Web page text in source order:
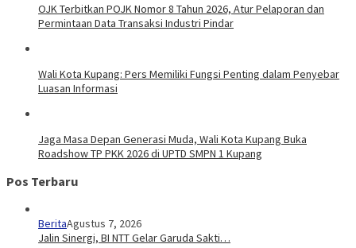
OJK Terbitkan POJK Nomor 8 Tahun 2026, Atur Pelaporan dan
Permintaan Data Transaksi Industri Pindar
Wali Kota Kupang: Pers Memiliki Fungsi Penting dalam Penyebar
Luasan Informasi
Jaga Masa Depan Generasi Muda, Wali Kota Kupang Buka
Roadshow TP PKK 2026 di UPTD SMPN 1 Kupang
Pos Terbaru
BeritaAgustus 7, 2026
Jalin Sinergi, BI NTT Gelar Garuda Sakti…